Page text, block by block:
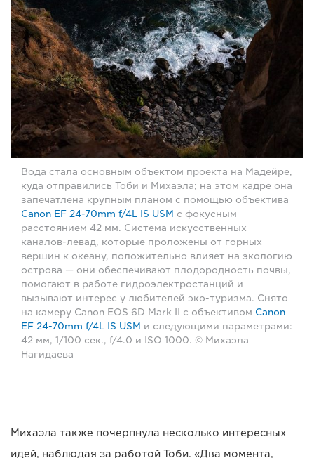
Вода стала основным объектом проекта на Мадейре,
куда отправились Тоби и Михаэла; на этом кадре она
запечатлена крупным планом с помощью объектива
Canon EF 24-70mm f/4L IS USM с фокусным
расстоянием 42 мм. Система искусственных
каналов-левад, которые проложены от горных
вершин к океану, положительно влияет на экологию
острова — они обеспечивают плодородность почвы,
помогают в работе гидроэлектростанций и
вызывают интерес у любителей эко-туризма. Снято
на камеру Canon EOS 6D Mark II с объективом Canon
EF 24-70mm f/4L IS USM и следующими параметрами:
42 мм, 1/100 сек., f/4.0 и ISO 1000. © Михаэла
Нагидаева
Михаэла также почерпнула несколько интересных
идей, наблюдая за работой Тоби. «Два момента,